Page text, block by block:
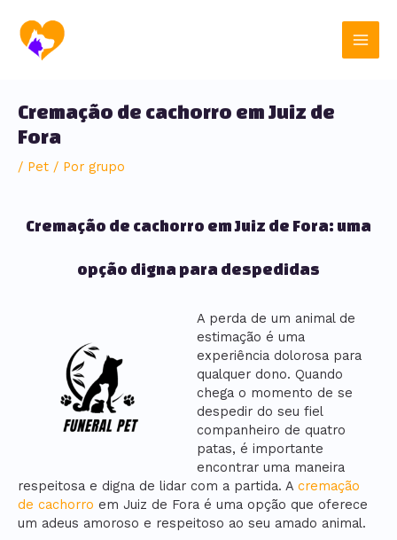
para
conteúdo
Main
Cremação de cachorro em Juiz de
Fora
/ Pet / Por grupo
Cremação de cachorro em Juiz de Fora: uma
opção digna para despedidas
A perda de um animal de
estimação é uma
experiência dolorosa para
qualquer dono. Quando
chega o momento de se
despedir do seu fiel
companheiro de quatro
patas, é importante
encontrar uma maneira
respeitosa e digna de lidar com a partida. A cremação
de cachorro em Juiz de Fora é uma opção que oferece
um adeus amoroso e respeitoso ao seu amado animal.
navigation